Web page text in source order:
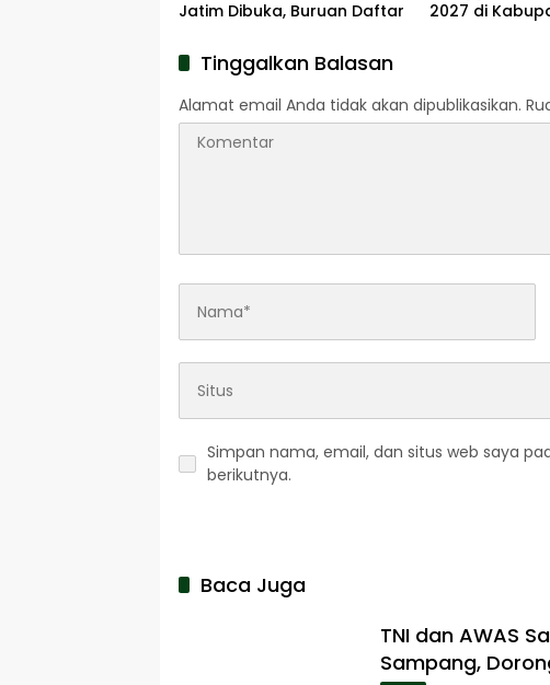
Jatim Dibuka, Buruan Daftar
2027 di
Tinggalkan Balasan
Alamat email Anda tidak akan dipublikasikan.
Simpan nama, email, dan situs web saya
berikutnya.
Baca Juga
TNI dan AWAS
Sampang,